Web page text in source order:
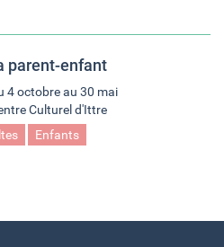
parent-enfant
4 octobre au 30 mai
Culturel d'Ittre
Enfants